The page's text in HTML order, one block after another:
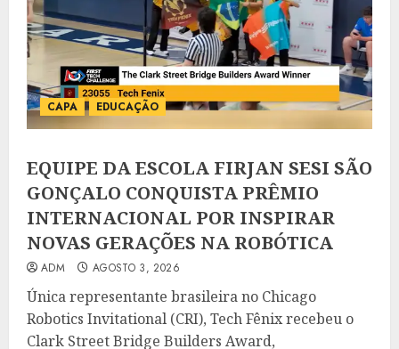
CAPA EDUCAÇÃO
EQUIPE DA ESCOLA FIRJAN SESI SÃO
GONÇALO CONQUISTA PRÊMIO
INTERNACIONAL POR INSPIRAR
NOVAS GERAÇÕES NA ROBÓTICA
ADM AGOSTO 3, 2026
Única representante brasileira no Chicago
Robotics Invitational (CRI), Tech Fênix recebeu o
Clark Street Bridge Builders Award,